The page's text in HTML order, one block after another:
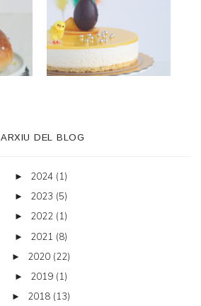
ARXIU DEL BLOG
► 2024 (1)
► 2023 (5)
► 2022 (1)
► 2021 (8)
► 2020 (22)
► 2019 (1)
► 2018 (13)